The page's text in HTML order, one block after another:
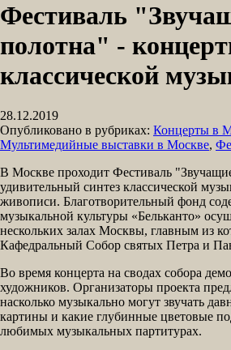
Фестиваль
полотна" -
классической
28.12.2019
Опубликовано в рубриках: Концерты в
Мультимедийные выставки в Москве,
В Москве проходит Фестиваль
удивительный синтез классической
живописи. Благотворительный фонд
музыкальной культуры «Бельканто»
нескольких залах Москвы, главным из
Кафедральный Собор святых Петра и
Во время концерта на сводах собора
художников. Организаторы проекта
насколько музыкально могут звучать
картины и какие глубинные цветовые
любимых музыкальных партитурах.